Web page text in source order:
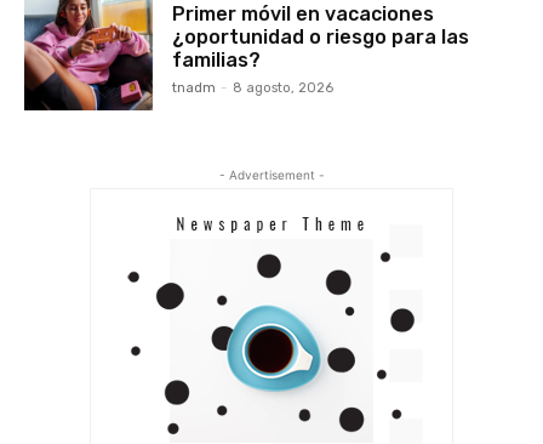
Primer móvil en vacaciones
¿oportunidad o riesgo para las
familias?
tnadm - 8 agosto, 2026
- Advertisement -